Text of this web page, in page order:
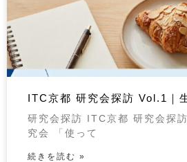
ITC京都 研究会探訪 Vol.1｜
研究会探訪 ITC京都 研究会探
究会 「使って
続きを読む »